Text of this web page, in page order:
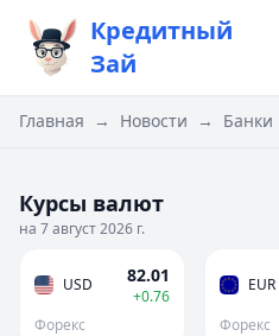
Кредитный
Зай
Главная → Новости → Банки
Курсы валют
на 7 август 2026 г.
USD 82.01
+0.76
Форекс
EUR
Форекс